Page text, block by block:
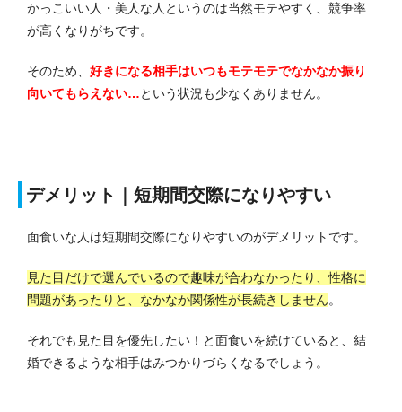
かっこいい人・美人な人というのは当然モテやすく、競争率
が高くなりがちです。
そのため、 好きになる相手はいつもモテモテでなかなか振り
向いてもらえない…という状況も少なくありません。
デメリット｜短期間交際になりやすい
面食いな人は短期間交際になりやすいのがデメリットです。
見た目だけで選んでいるので趣味が合わなかったり、性格に
問題があったりと、なかなか関係性が長続きしません。
それでも見た目を優先したい！と面食いを続けていると、結
婚できるような相手はみつかりづらくなるでしょう。